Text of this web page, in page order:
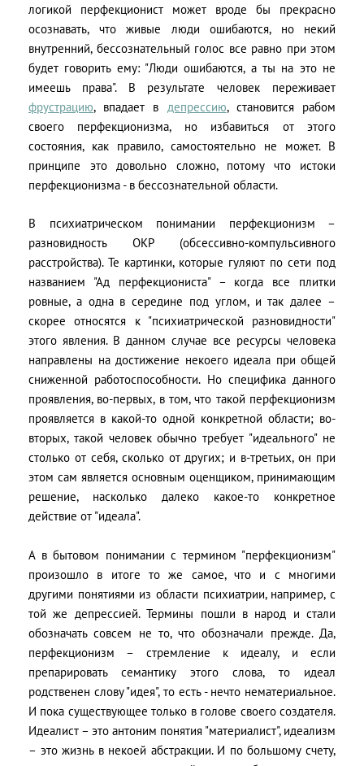
логикой перфекционист может вроде бы прекрасно
осознавать, что живые люди ошибаются, но некий
внутренний, бессознательный голос все равно при этом
будет говорить ему: "Люди ошибаются, а ты на это не
имеешь права". В результате человек переживает
фрустрацию, впадает в депрессию, становится рабом
своего перфекционизма, но избавиться от этого
состояния, как правило, самостоятельно не может. В
принципе это довольно сложно, потому что истоки
перфекционизма - в бессознательной области.
В психиатрическом понимании перфекционизм –
разновидность ОКР (обсессивно-компульсивного
расстройства). Те картинки, которые гуляют по сети под
названием "Ад перфекциониста" – когда все плитки
ровные, а одна в середине под углом, и так далее –
скорее относятся к "психиатрической разновидности"
этого явления. В данном случае все ресурсы человека
направлены на достижение некоего идеала при общей
сниженной работоспособности. Но специфика данного
проявления, во-первых, в том, что такой перфекционизм
проявляется в какой-то одной конкретной области; во-
вторых, такой человек обычно требует "идеального" не
столько от себя, сколько от других; и в-третьих, он при
этом сам является основным оценщиком, принимающим
решение, насколько далеко какое-то конкретное
действие от "идеала".
А в бытовом понимании с термином "перфекционизм"
произошло в итоге то же самое, что и с многими
другими понятиями из области психиатрии, например, с
той же депрессией. Термины пошли в народ и стали
обозначать совсем не то, что обозначали прежде. Да,
перфекционизм – стремление к идеалу, и если
препарировать семантику этого слова, то идеал
родственен слову "идея", то есть - нечто нематериальное.
И пока существующее только в голове своего создателя.
Идеалист – это антоним понятия "материалист", идеализм
– это жизнь в некоей абстракции. И по большому счету,